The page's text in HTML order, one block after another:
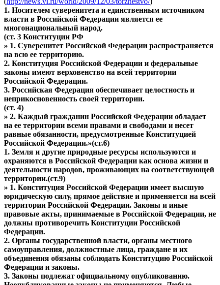
1. Носителем суверенитета и единственным источником
власти в Российской Федерации является ее
многонациональный народ.
(ст. 3 Конституции РФ
» 1. Суверенитет Российской Федерации распространяется
на всю ее территорию.
2. Конституция Российской Федерации и федеральные
законы имеют верховенство на всей территории
Российской Федерации.
3. Российская Федерация обеспечивает целостность и
неприкосновенность своей территории.
(ст. 4)
» 2. Каждый гражданин Российской Федерации обладает
на ее территории всеми правами и свободами и несет
равные обязанности, предусмотренные Конституцией
Российской Федерации.»(ст.6)
1. Земля и другие природные ресурсы используются и
охраняются в Российской Федерации как основа жизни и
деятельности народов, проживающих на соответствующей
территории.(ст.9)
» 1. Конституция Российской Федерации имеет высшую
юридическую силу, прямое действие и применяется на всей
территории Российской Федерации. Законы и иные
правовые акты, принимаемые в Российской Федерации, не
должны противоречить Конституции Российской
Федерации.
2. Органы государственной власти, органы местного
самоуправления, должностные лица, граждане и их
объединения обязаны соблюдать Конституцию Российской
Федерации и законы.
3. Законы подлежат официальному опубликованию.